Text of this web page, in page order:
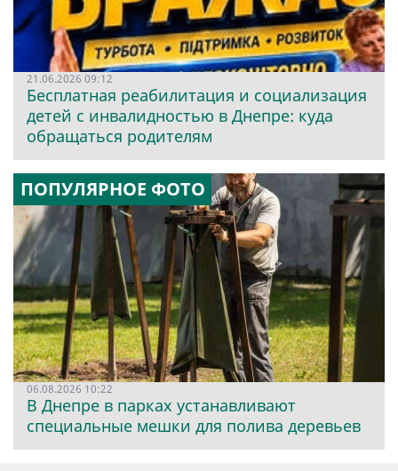
21.06.2026 09:12
Бесплатная реабилитация и социализация
детей с инвалидностью в Днепре: куда
обращаться родителям
ПОПУЛЯРНОЕ ФОТО
06.08.2026 10:22
В Днепре в парках устанавливают
специальные мешки для полива деревьев